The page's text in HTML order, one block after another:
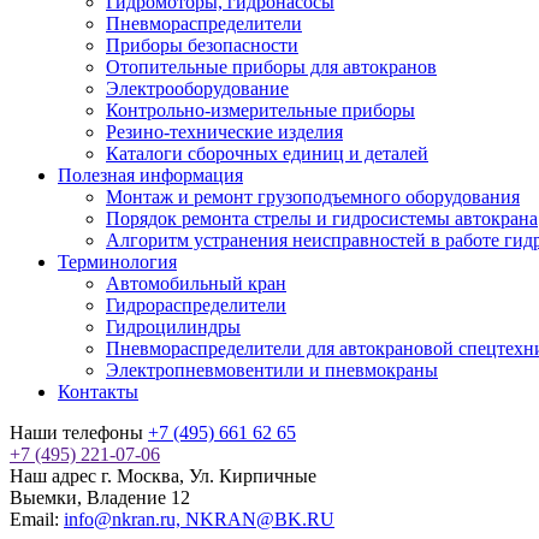
Пневмораспределители
Приборы безопасности
Отопительные приборы для автокранов
Электрооборудование
Контрольно-измерительные приборы
Резино-технические изделия
Каталоги сборочных единиц и деталей
Полезная информация
Монтаж и ремонт грузоподъемного оборудования
Порядок ремонта стрелы и гидросистемы автокрана
Алгоритм устранения неисправностей в работе
Терминология
Автомобильный кран
Гидрораспределители
Гидроцилиндры
Пневмораспределители для автокрановой
Электропневмовентили и пневмокраны
Контакты
Наши телефоны +7 (495) 661 62 65
+7 (495) 221-07-06
Наш адрес г. Москва, Ул. Кирпичные
Выемки, Владение 12
Email: info@nkran.ru, NKRAN@BK.RU